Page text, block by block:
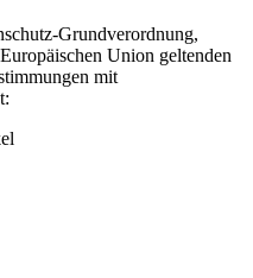
Grundverordnung,
Union geltenden
mit